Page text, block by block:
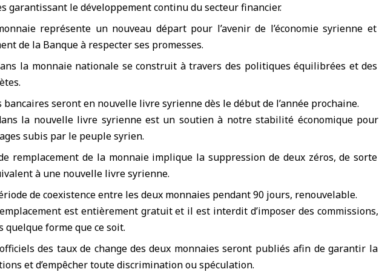
garantissant le développement continu du secteur financier.
représente un nouveau départ pour l’avenir de l’économie syrienne et
de la Banque à respecter ses promesses.
la monnaie nationale se construit à travers des politiques équilibrées et des
bancaires seront en nouvelle livre syrienne dès le début de l’année prochaine.
la nouvelle livre syrienne est un soutien à notre stabilité économique pour
subis par le peuple syrien.
remplacement de la monnaie implique la suppression de deux zéros, de sorte
à une nouvelle livre syrienne.
de coexistence entre les deux monnaies pendant 90 jours, renouvelable.
est entièrement gratuit et il est interdit d’imposer des commissions,
quelque forme que ce soit.
des taux de change des deux monnaies seront publiés afin de garantir la
et d’empêcher toute discrimination ou spéculation.